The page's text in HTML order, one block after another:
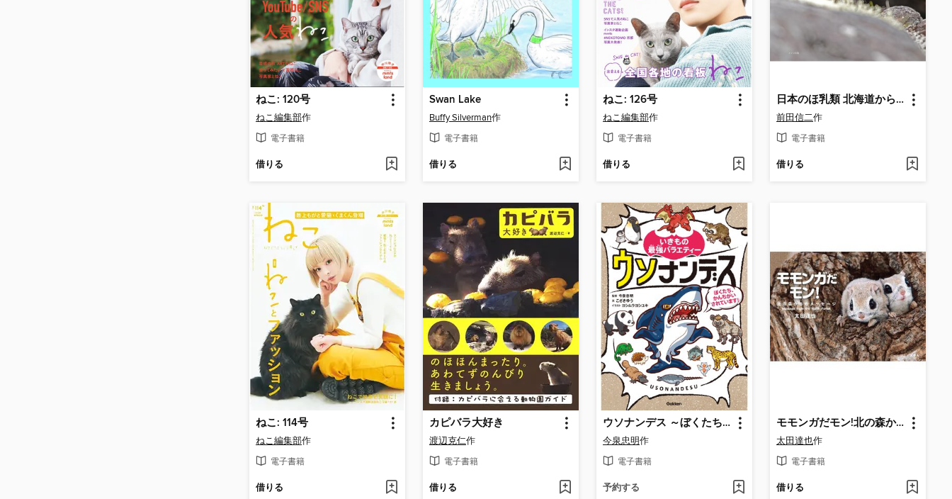
ねこ: 120号
ねこ編集部作
電子書籍
借りる
Swan Lake
Buffy Silverman作
電子書籍
借りる
ねこ: 126号
ねこ編集部作
電子書籍
借りる
日本のほ乳類 北海道から沖縄まで
前田信二作
電子書籍
借りる
ねこ: 114号
ねこ編集部作
電子書籍
借りる
カピバラ大好き
渡辺克仁作
電子書籍
借りる
ウソナンデス ～ぼくたち、かんちがいされています!～
今泉忠明作
電子書籍
予約する
モモンガだモン!北の森からのメッセージ
太田達也作
電子書籍
借りる